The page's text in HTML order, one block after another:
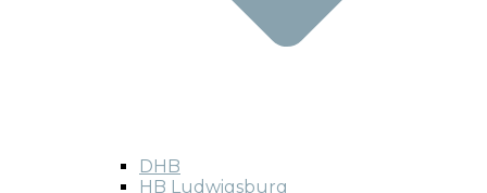
DHB
HB Ludwigsburg